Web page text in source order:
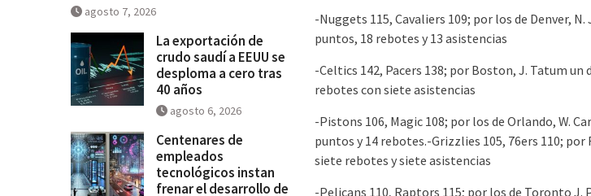
-Nuggets 115, Cavaliers 109; por los de Denver,
puntos, 18 rebotes y 13 asistencias
-Celtics 142, Pacers 138; por Boston, J. Tatum un
rebotes con siete asistencias
-Pistons 106, Magic 108; por los de Orlando, W.
puntos y 14 rebotes.-Grizzlies 105, 76ers 110;
siete rebotes y siete asistencias
-Pelicans 110, Raptors 115; por los de Toronto J.
agosto 7, 2026
La exportación de
crudo saudí a EEUU se
desploma a cero tras
40 años
agosto 6, 2026
Centenares de
empleados
tecnológicos instan
frenar el desarrollo de